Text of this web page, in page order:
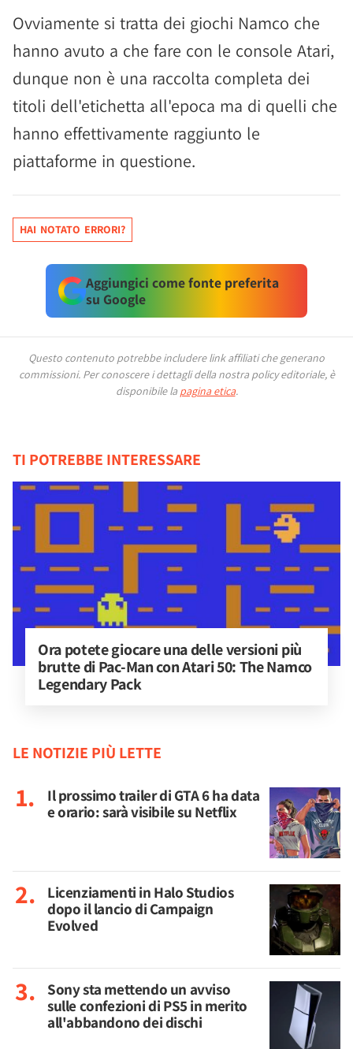
Ovviamente si tratta dei giochi Namco che
hanno avuto a che fare con le console Atari,
dunque non è una raccolta completa dei
titoli dell'etichetta all'epoca ma di quelli che
hanno effettivamente raggiunto le
piattaforme in questione.
HAI NOTATO ERRORI?
Aggiungici come fonte preferita
su Google
Questo contenuto potrebbe includere link affiliati che generano
commissioni. Per conoscere i dettagli della nostra policy editoriale, è
disponibile la pagina etica.
TI POTREBBE INTERESSARE
Ora potete giocare una delle versioni più
brutte di Pac-Man con Atari 50: The Namco
Legendary Pack
LE NOTIZIE PIÙ LETTE
Il prossimo trailer di GTA 6 ha data
e orario: sarà visibile su Netflix
Licenziamenti in Halo Studios
dopo il lancio di Campaign
Evolved
Sony sta mettendo un avviso
sulle confezioni di PS5 in merito
all'abbandono dei dischi